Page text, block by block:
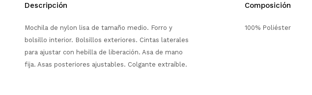
Descripción
Mochila de nylon lisa de tamaño medio. Forro y
bolsillo interior. Bolsillos exteriores. Cintas laterales
para ajustar con hebilla de liberación. Asa de mano
fija. Asas posteriores ajustables. Colgante extraíble.
Composición
100% Poliéster